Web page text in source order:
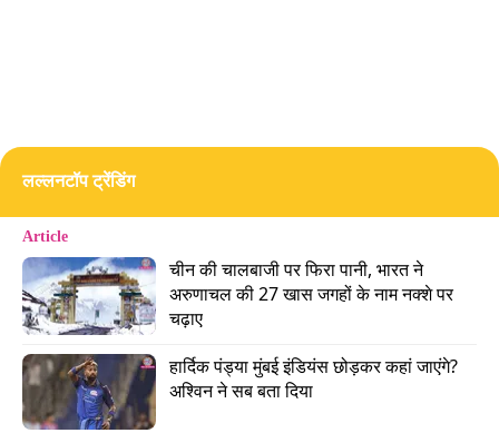
मुजफ्फराबाद में अपने ऑफिस में बैठा था. तभी वहां कुछ
अज्ञात लोग पहुंचे. उन्होंने हमजा पर गोलियों की बौछार कर
दी. इसके बाद मौके पर ही उसकी मौत हो गई. रिपोर्ट के
मुताबिक, हमजा को काफी करीब से गोली मारी गई थी.
लल्लनटॉप ट्रेंडिंग
Article
चीन की चालबाजी पर फिरा पानी, भारत ने
अरुणाचल की 27 खास जगहों के नाम नक्शे पर
चढ़ाए
हार्दिक पंड्या मुंबई इंडियंस छोड़कर कहां जाएंगे?
अश्विन ने सब बता दिया